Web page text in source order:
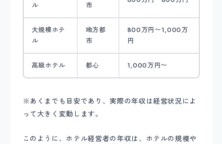
ル 市
大規模ホテ
ル
地方都
市
800万円〜1,000万
円
高級ホテル 都心 1,000万円〜
※あくまでも目安であり、実際の年収は経営状況によ
って大きく変動します。
このように、ホテル経営者の年収は、ホテルの規模や